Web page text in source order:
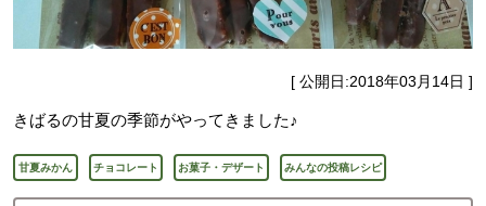
[ 公開日:2018年03月14日 ]
きばるの甘夏の季節がやってきました♪
甘夏みかん チョコレート お菓子・デザート みんなの投稿レシピ